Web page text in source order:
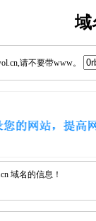
域
请不要带www。
域名的信息！